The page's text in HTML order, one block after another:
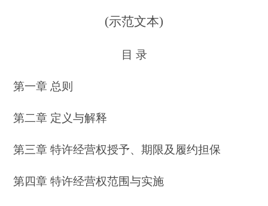
(示范文本)
目 录
第一章 总则
第二章 定义与解释
第三章 特许经营权授予、期限及履约担保
第四章 特许经营权范围与实施